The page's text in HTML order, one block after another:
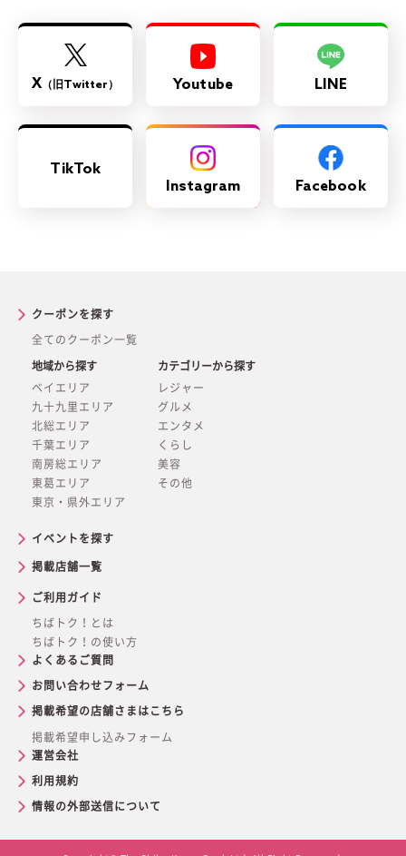
X（旧Twitter） Youtube LINE
TikTok
Instagram
Facebook
クーポンを探す
全てのクーポン一覧
地域から探す
ベイエリア
九十九里エリア
北総エリア
千葉エリア
南房総エリア
東葛エリア
東京・県外エリア
カテゴリーから探す
レジャー
グルメ
エンタメ
くらし
美容
その他
イベントを探す
掲載店舗一覧
ご利用ガイド
ちばトク！とは
ちばトク！の使い方
よくあるご質問
お問い合わせフォーム
掲載希望の店舗さまはこちら
掲載希望申し込みフォーム
運営会社
利用規約
情報の外部送信について